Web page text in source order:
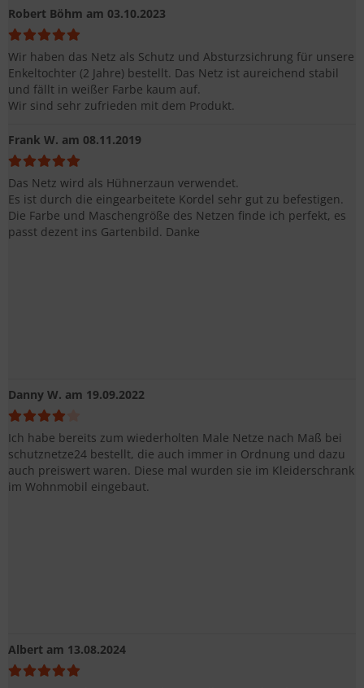
Robert Böhm am 03.10.2023
Wir haben das Netz als Schutz und Absturzsichrung für unsere
Enkeltochter (2 Jahre) bestellt. Das Netz ist aureichend stabil
und fällt in weißer Farbe kaum auf.
Wir sind sehr zufrieden mit dem Produkt.
Frank W. am 08.11.2019
Das Netz wird als Hühnerzaun verwendet.
Es ist durch die eingearbeitete Kordel sehr gut zu befestigen.
Die Farbe und Maschengröße des Netzen finde ich perfekt, es
passt dezent ins Gartenbild. Danke
Danny W. am 19.09.2022
Ich habe bereits zum wiederholten Male Netze nach Maß bei
schutznetze24 bestellt, die auch immer in Ordnung und dazu
auch preiswert waren. Diese mal wurden sie im Kleiderschrank
im Wohnmobil eingebaut.
Albert am 13.08.2024